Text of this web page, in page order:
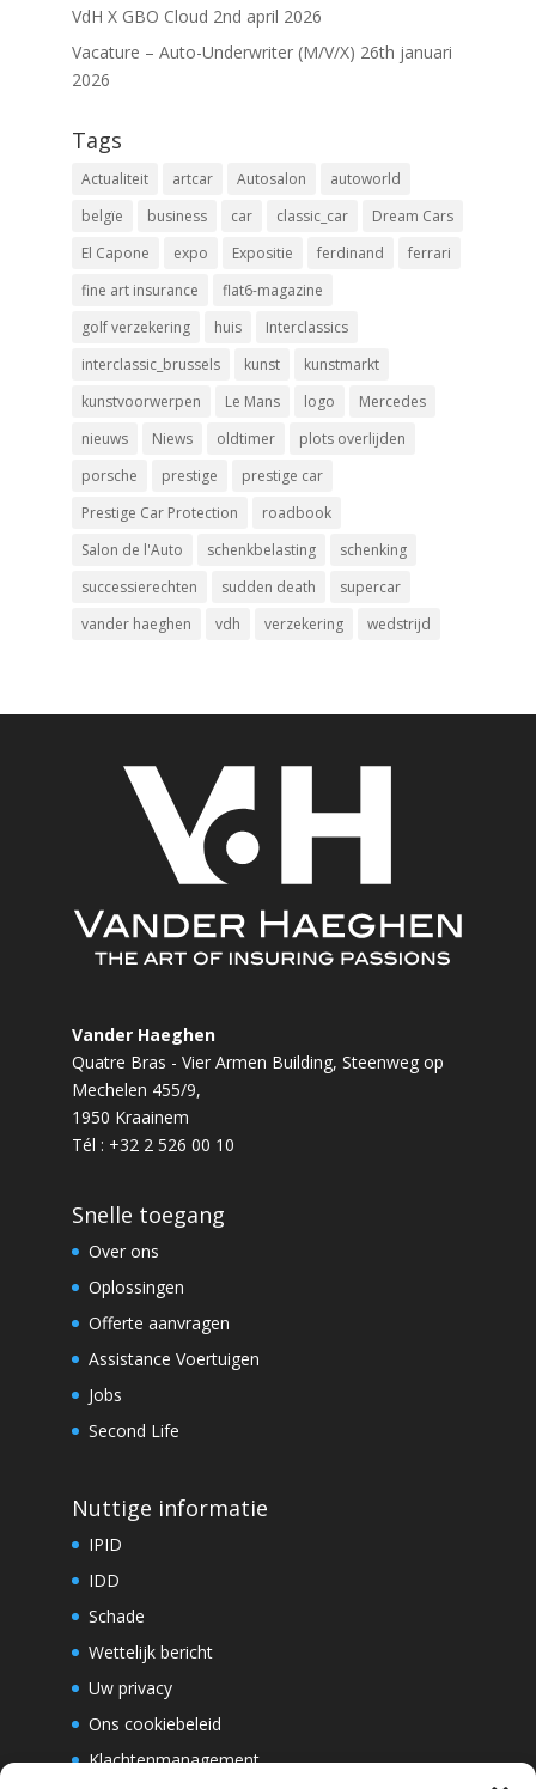
VdH X GBO Cloud 2nd april 2026
Vacature – Auto-Underwriter (M/V/X) 26th januari
2026
Tags
Actualiteit artcar Autosalon
autoworld
belgïe
business car classic_car
Dream Cars
El Capone
expo Expositie ferdinand
ferrari
fine art insurance
flat6-magazine
golf verzekering
huis
Interclassics
interclassic_brussels
kunst
kunstmarkt
kunstvoorwerpen
Le Mans logo
Mercedes
nieuws
Niews oldtimer
plots overlijden
porsche
prestige
prestige car
Prestige Car Protection
roadbook
Salon de l'Auto
schenkbelasting
schenking
successierechten
sudden death
supercar
vander haeghen
vdh verzekering wedstrijd
Vander Haeghen
Quatre Bras - Vier Armen Building, Steenweg op
Mechelen 455/9,
1950 Kraainem
Tél : +32 2 526 00 10
Snelle toegang
Over ons
Oplossingen
Offerte aanvragen
Assistance Voertuigen
Jobs
Second Life
Nuttige informatie
IPID
IDD
Schade
Wettelijk bericht
Uw privacy
Ons cookiebeleid
Klachtenmanagement